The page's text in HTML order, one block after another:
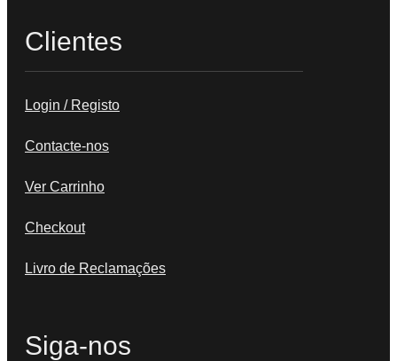
Clientes
Login / Registo
Contacte-nos
Ver Carrinho
Checkout
Livro de Reclamações
Siga-nos